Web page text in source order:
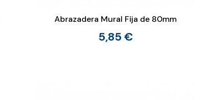
Abrazadera Mural Fija de 80mm
5,85 €